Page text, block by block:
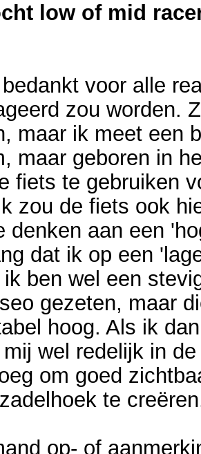
low of mid
voor alle
zou worden.
maar ik meet een
maar geboren in
fiets te gebruiken
zou de fiets ook
denken aan een
dat ik op een
ben wel een
gezeten, maar
hoog. Als ik
wel redelijk in
om goed
te
op- of